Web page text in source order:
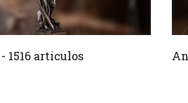
1516 Articulos
1516 articulos